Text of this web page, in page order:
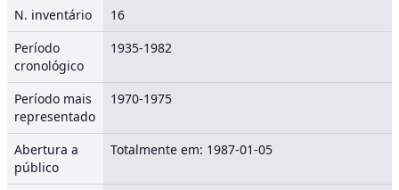
N. inventário
16
Período
cronológico
1935-1982
Período mais
representado
1970-1975
Abertura a
público
Totalmente em: 1987-01-05